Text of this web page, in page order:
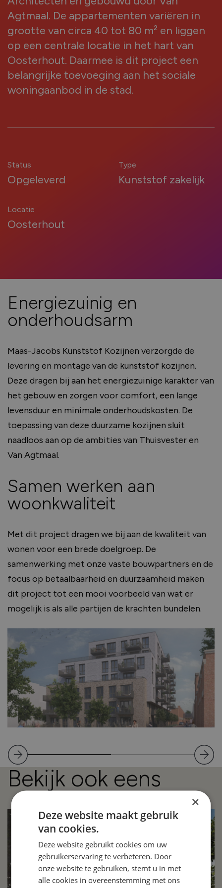
kozijnen nodig?
Renovatie (Je vervangt de kozijnen van een
bestaand huis)
Nieuwbouw (Je bouwt een nieuw huis en hebt
kozijnen nodig)
Alleen leveren
Agtmaal. De appartementen variëren in
grootte van circa 40 tot 80 m² en liggen
op een centrale locatie in het hart van
Oosterhout. Daarmee is dit project een
belangrijke toevoeging aan het sociale
woningaanbod in de stad.
Status
Opgeleverd
Type
Kunststof zakelijk
Locatie
Oosterhout
Energiezuinig en
onderhoudsarm
Maas-Jacobs Kunststof Kozijnen verzorgde de
levering en montage van de kunststof kozijnen.
Deze dragen bij aan het energiezuinige karakter van
het gebouw en zorgen voor comfort, een lange
levensduur en minimale onderhoudskosten. De
toepassing van deze duurzame kozijnen sluit
naadloos aan op de ambities van Thuisvester en
Van Agtmaal.
Samen werken aan
woonkwaliteit
Met dit project dragen we bij aan de kwaliteit van
wonen voor een brede doelgroep. De
samenwerking met onze vaste bouwpartners en de
focus op betaalbaarheid en duurzaamheid maken
dit project tot een mooi voorbeeld van wat er
mogelijk is als alle partijen de krachten bundelen.
Bekijk ook eens
×
Deze website maakt gebruik
van cookies.
Deze website gebruikt cookies om uw
gebruikerservaring te verbeteren. Door
onze website te gebruiken, stemt u in met
alle cookies in overeenstemming met ons